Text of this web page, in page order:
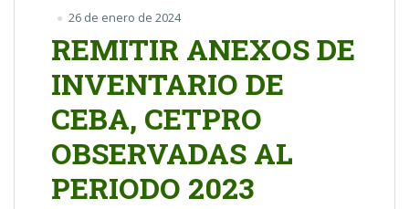
26 de enero de 2024
REMITIR ANEXOS DE
INVENTARIO DE
CEBA, CETPRO
OBSERVADAS AL
PERIODO 2023